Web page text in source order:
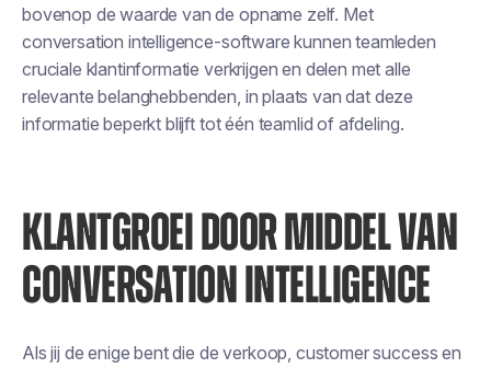
bovenop de waarde van de opname zelf. Met
conversation intelligence-software kunnen teamleden
cruciale klantinformatie verkrijgen en delen met alle
relevante belanghebbenden, in plaats van dat deze
informatie beperkt blijft tot één teamlid of afdeling.
KLANTGROEI DOOR MIDDEL VAN
CONVERSATION INTELLIGENCE
Als jij de enige bent die de verkoop, customer success en